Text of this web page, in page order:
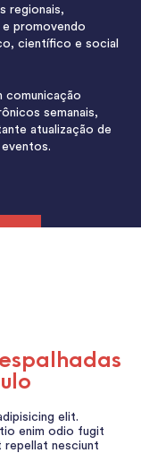
regionais,
promovendo
científico e social
comunicação
semanais,
atualização de
elit.
enim odio fugit
repellat nesciunt